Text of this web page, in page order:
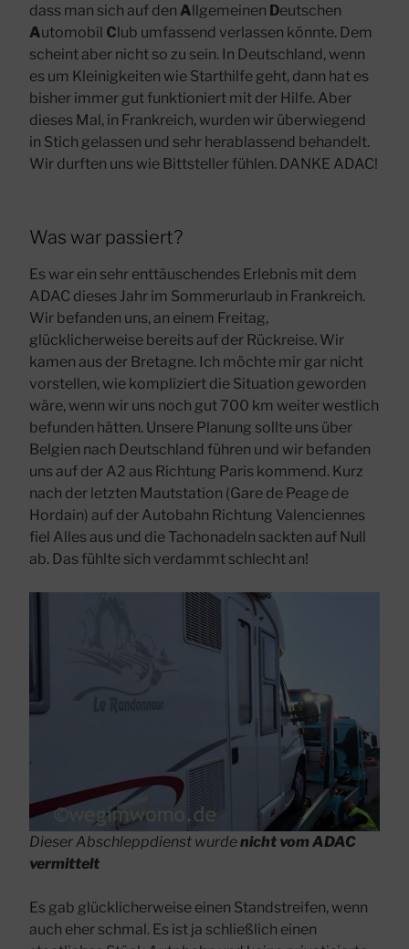
dass man sich auf den A llgemeinen Deutschen
Automobil C lub umfassend verlassen könnte. Dem
scheint aber nicht so zu sein. In Deutschland, wenn
es um Kleinigkeiten wie Starthilfe geht, dann hat es
bisher immer gut funktioniert mit der Hilfe. Aber
dieses Mal, in Frankreich, wurden wir überwiegend
in Stich gelassen und sehr herablassend behandelt.
Wir durften uns wie Bittsteller fühlen. DANKE ADAC!
Was war passiert?
Es war ein sehr enttäuschendes Erlebnis mit dem
ADAC dieses Jahr im Sommerurlaub in Frankreich.
Wir befanden uns, an einem Freitag,
glücklicherweise bereits auf der Rückreise. Wir
kamen aus der Bretagne. Ich möchte mir gar nicht
vorstellen, wie kompliziert die Situation geworden
wäre, wenn wir uns noch gut 700 km weiter westlich
befunden hätten. Unsere Planung sollte uns über
Belgien nach Deutschland führen und wir befanden
uns auf der A2 aus Richtung Paris kommend. Kurz
nach der letzten Mautstation (Gare de Peage de
Hordain) auf der Autobahn Richtung Valenciennes
fiel Alles aus und die Tachonadeln sackten auf Null
ab. Das fühlte sich verdammt schlecht an!
Dieser Abschleppdienst wurdenicht vom ADAC
vermittelt
Es gab glücklicherweise einen Standstreifen, wenn
auch eher schmal. Es ist ja schließlich einen